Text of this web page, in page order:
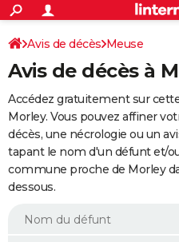
ACTUALITÉS
Politique
Société
Faits Divers
Education
Monde
Villes
+
SPORT
Coupe du monde 2026
Football
Tennis
Cyclisme
Rugby
Forum
Programme TV
TNTStreaming
Cinéma
Sorties cinéma
Musique
+
FINANCE
Retraite
Epargne
Immobilier
Risques naturels par ville
Assurance
AUTO
Essais
Réserver un essai
Citadines
Berlines
SUV
Forum auto
+
HIGH-TECH
BRICOLAGE
Avis de décès Meuse
Avis de décès à
Accédez gratuitement sur
Morley. Vous pouvez affiner
décès, une nécrologie ou un
tapant le nom d'un défunt et/
commune proche de Morley
dessous.